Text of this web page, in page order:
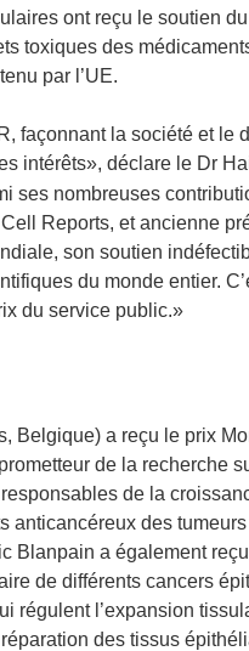
ont reçu le soutien
toxiques des
par l’UE.
façonnant la société et le
intérêts», déclare le Dr
ses nombreuses
Reports, et ancienne
son soutien
du monde entier.
du service public.»
a reçu le prix
de la recherche
de la
anticancéreux des
Blanpain a également
de différents cancers
régulent l’expansion
des tissus